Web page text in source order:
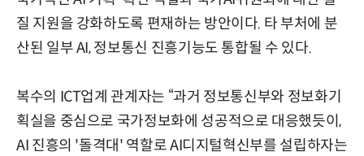
질 지원을 강화하도록 편재하는 방안이다. 타 부처에 분
산된 일부 AI, 정보통신 진흥기능도 통합될 수 있다.
복수의 ICT업계 관계자는 “과거 정보통신부와 정보화기
획실을 중심으로 국가정보화에 성공적으로 대응했듯이,
AI 진흥의 '돌격대' 역할로 AI디지털혁신부를 설립하자는